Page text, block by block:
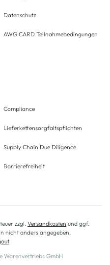
Datenschutz
AWG CARD Teilnahmebedingungen
Compliance
Lieferkettensorgfaltspflichten
Supply Chain Due Diligence
Barrierefreiheit
zzgl. Versandkosten und ggf.
nicht anders angegeben.
Warenvertriebs GmbH